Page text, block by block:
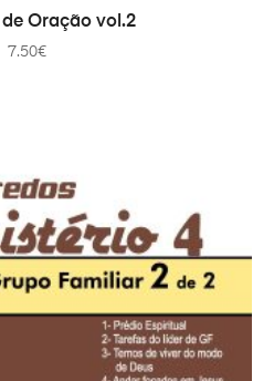
Oração vol.2
7.50€